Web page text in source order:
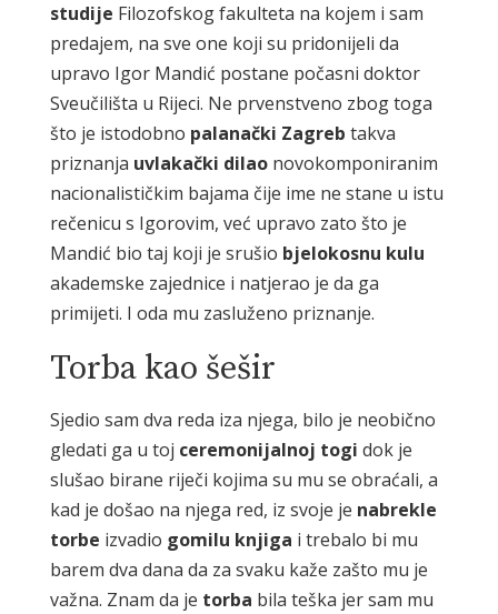
studije Filozofskog fakulteta na kojem i sam
predajem, na sve one koji su pridonijeli da
upravo Igor Mandić postane počasni doktor
Sveučilišta u Rijeci. Ne prvenstveno zbog toga
što je istodobno palanački Zagreb takva
priznanja uvlakački dilaonovokomponiranim
nacionalističkim bajama čije ime ne stane u istu
rečenicu s Igorovim, već upravo zato što je
Mandić bio taj koji je srušio bjelokosnu kulu
akademske zajednice i natjerao je da ga
primijeti. I oda mu zasluženo priznanje.
Torba kao šešir
Sjedio sam dva reda iza njega, bilo je neobično
gledati ga u toj ceremonijalnoj togi dok je
slušao birane riječi kojima su mu se obraćali, a
kad je došao na njega red, iz svoje je nabrekle
torbe izvadio gomilu knjiga i trebalo bi mu
barem dva dana da za svaku kaže zašto mu je
važna. Znam da je torba bila teška jer sam mu